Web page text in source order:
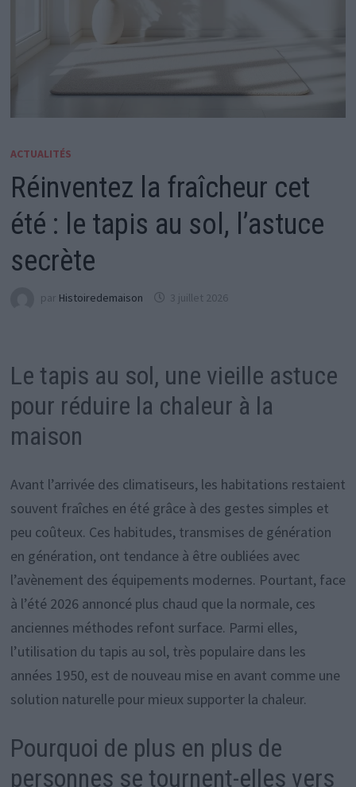
ACTUALITÉS
Réinventez la fraîcheur cet
été : le tapis au sol, l’astuce
secrète
par Histoiredemaison 3 juillet 2026
Le tapis au sol, une vieille astuce
pour réduire la chaleur à la
maison
Avant l’arrivée des climatiseurs, les habitations restaient
souvent fraîches en été grâce à des gestes simples et
peu coûteux. Ces habitudes, transmises de génération
en génération, ont tendance à être oubliées avec
l’avènement des équipements modernes. Pourtant, face
à l’été 2026 annoncé plus chaud que la normale, ces
anciennes méthodes refont surface. Parmi elles,
l’utilisation du tapis au sol, très populaire dans les
années 1950, est de nouveau mise en avant comme une
solution naturelle pour mieux supporter la chaleur.
Pourquoi de plus en plus de
personnes se tournent-elles vers